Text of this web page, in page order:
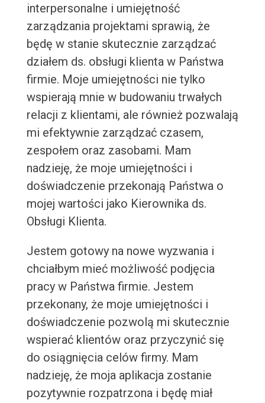
interpersonalne i umiejętność
zarządzania projektami sprawią, że
będę w stanie skutecznie zarządzać
działem ds. obsługi klienta w Państwa
firmie. Moje umiejętności nie tylko
wspierają mnie w budowaniu trwałych
relacji z klientami, ale również pozwalają
mi efektywnie zarządzać czasem,
zespołem oraz zasobami. Mam
nadzieję, że moje umiejętności i
doświadczenie przekonają Państwa o
mojej wartości jako Kierownika ds.
Obsługi Klienta.
Jestem gotowy na nowe wyzwania i
chciałbym mieć możliwość podjęcia
pracy w Państwa firmie. Jestem
przekonany, że moje umiejętności i
doświadczenie pozwolą mi skutecznie
wspierać klientów oraz przyczynić się
do osiągnięcia celów firmy. Mam
nadzieję, że moja aplikacja zostanie
pozytywnie rozpatrzona i będę miał